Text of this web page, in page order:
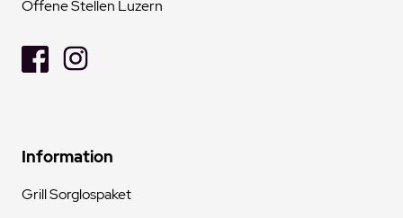
Offene Stellen Luzern
Information
Grill Sorglospaket